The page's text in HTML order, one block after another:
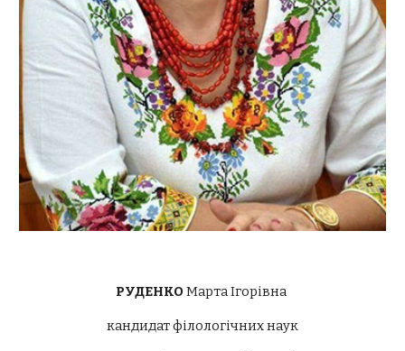
РУДЕНКО Марта Ігорівна
кандидат філологічних наук